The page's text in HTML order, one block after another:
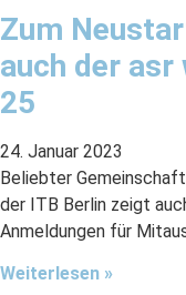
Zum
auch der asr
25
24. Januar 2023
Beliebter
der ITB Berlin zeigt
Anmeldungen für
Weiterlesen »